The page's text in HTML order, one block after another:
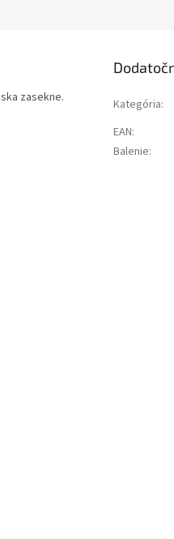
zasekne.
Kategória:
EAN:
Balenie: